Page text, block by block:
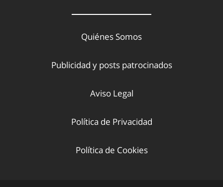
Quiénes Somos
Publicidad y posts patrocinados
Aviso Legal
Política de Privacidad
Política de Cookies